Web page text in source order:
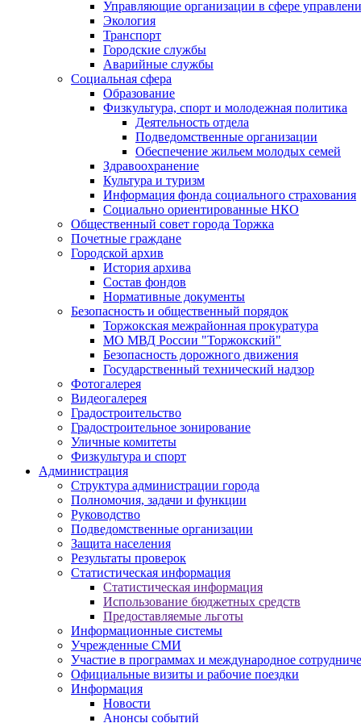
Управляющие организации в сфере
Экология
Транспорт
Городские службы
Аварийные службы
Социальная сфера
Образование
Физкультура, спорт и молодежная политика
Деятельность отдела
Подведомственные организации
Обеспечение жильем молодых семей
Здравоохранение
Культура и туризм
Информация фонда социального страхования
Социально ориентированные НКО
Общественный совет города Торжка
Почетные граждане
Городской архив
История архива
Состав фондов
Нормативные документы
Безопасность и общественный порядок
Торжокская межрайонная прокуратура
МО МВД России "Торжокский"
Безопасность дорожного движения
Государственный технический надзор
Фотогалерея
Видеогалерея
Градостроительство
Градостроительное зонирование
Уличные комитеты
Физкультура и спорт
Администрация
Структура администрации города
Полномочия, задачи и функции
Руководство
Подведомственные организации
Защита населения
Результаты проверок
Статистическая информация
Статистическая информация
Использование бюджетных средств
Предоставляемые льготы
Информационные системы
Учрежденные СМИ
Участие в программах и международное
Официальные визиты и рабочие поездки
Информация
Новости
Анонсы событий